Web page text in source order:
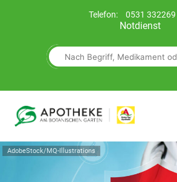
Telefon: 0531 332269
Notdienst
AdobeStock/MQ-Illustrations